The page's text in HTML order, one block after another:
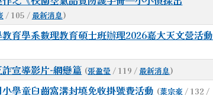
/ 105 / 最新消息)
育學系數理教育碩士班辦理2026嘉大天文營活動
宣導影片-網戀篇 (張盈瑩 / 119 / 最新消息)
學童臼齒窩溝封填免收掛號費活動 (葉宗豪 / 132 /